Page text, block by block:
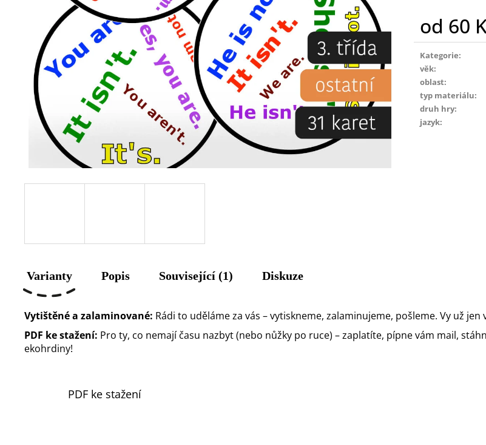
od 60
Měrná
cena:
Kategorie:
věk:
oblast:
typ materiálu:
druh hry:
jazyk:
Varianty Popis Související (1) Diskuze
Vytištěné a zalaminované: Rádi to uděláme za vás – vytiskneme, zalaminujeme, pošleme. Vy už
PDF ke stažení: Pro ty, co nemají času nazbyt (nebo nůžky po ruce) – zaplatíte, pípne vám mail,
ekohrdiny!
PDF ke stažení